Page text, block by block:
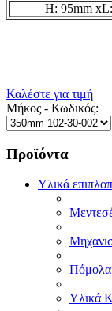
H: 95mm
Καλέστε για τιμή
Μήκος - Κωδικός:
Προϊόντα
Υλικά
Πόμολα
Υλικά